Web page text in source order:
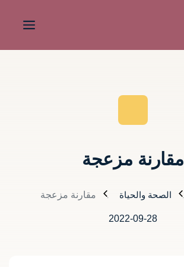
مقارنة مزعجة
الصحة والحياة مقارنة مزعجة
2022-09-28